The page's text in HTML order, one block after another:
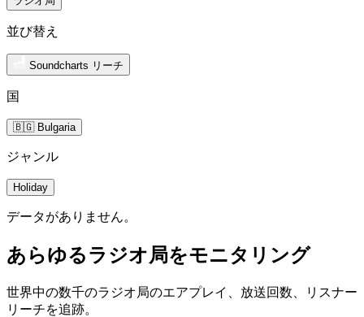
並び替え
Soundcharts リーチ
国
🇧🇬 Bulgaria
ジャンル
Holiday
データがありません。
あらゆるラジオ局をモニタリング
世界中の数千のラジオ局のエアプレイ、放送回数、リスナー
リーチを追跡。